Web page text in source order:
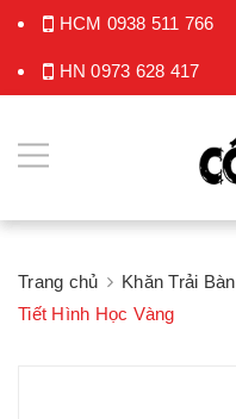
HCM 0938 511 766
HN0973 628 417
Trang chủ Khăn Trải Bàn
Tiết Hình Học Vàng